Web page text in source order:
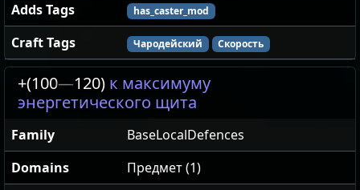
Adds Tags has_caster_mod
Craft Tags Чародейский Скорость
+(100—120) к максимуму
энергетического щита
Family
BaseLocalDefences
Domains
Предмет (1)